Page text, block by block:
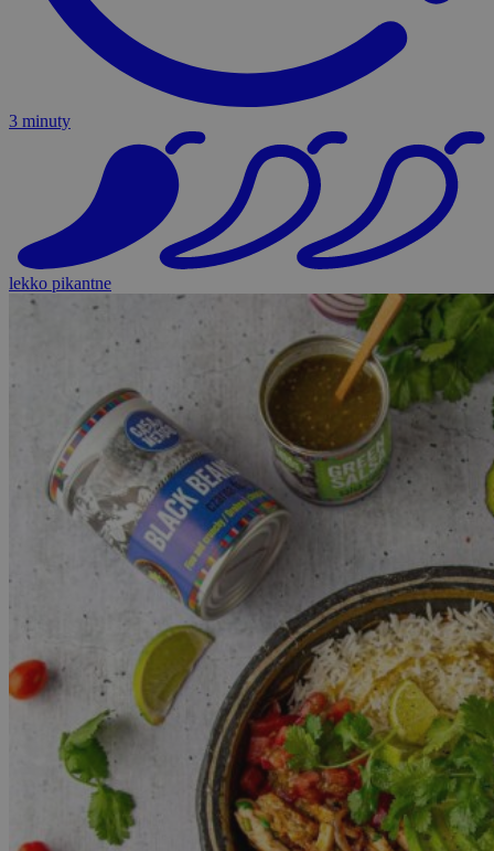
3 minuty
lekko pikantne